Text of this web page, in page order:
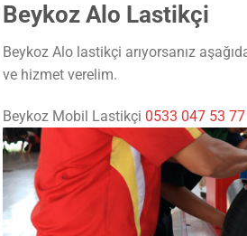
Beykoz Alo Lastikçi
Beykoz Alo lastikçi arıyorsanız
ve hizmet verelim.
Beykoz Mobil Lastikçi 0533 047 53 77